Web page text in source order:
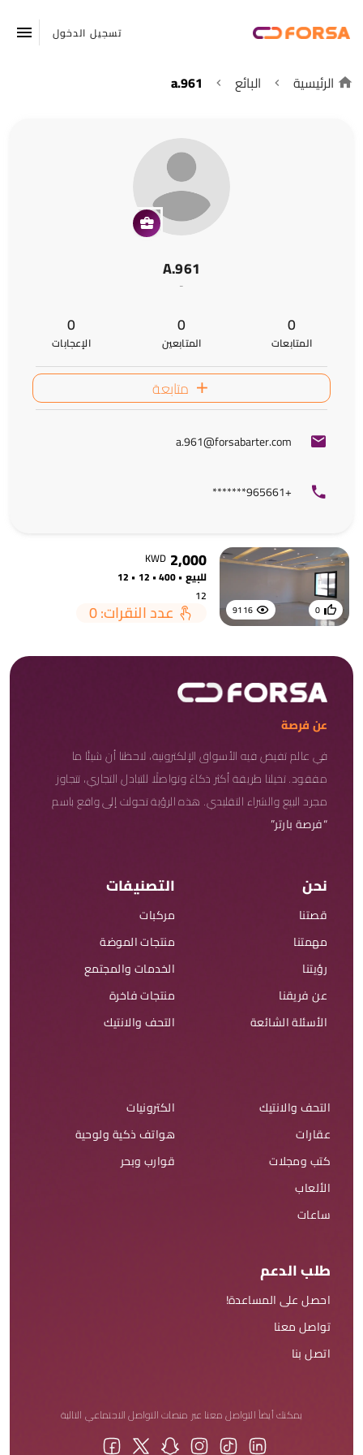
تسجيل الدخول
الرئيسية البائع a.961
A.961
-
0
المتابعات
0
المتابعين
0
الإعجابات
متابعة
a.961@forsabarter.com
+965661*******
9116 0
2,000
KWD
للبيع • 400 • 12 • 12
12
عدد النقرات: 0
عن فرصة
في عالم تفيض فيه الأسواق الإلكترونية، لاحظنا أن شيئًا ما
مفقود. تخيلنا طريقة أكثر ذكاءً وتواصلًا للتبادل التجاري، تتجاوز
مجرد البيع والشراء التقليدي. هذه الرؤية تحولت إلى واقع باسم
“فرصة بارتر”
نحن
قصتنا
مهمتنا
رؤيتنا
عن فريقنا
الأسئلة الشائعة
التصنيفات
مركبات
منتجات الموضة
الخدمات والمجتمع
منتجات فاخرة
التحف والانتيك
التحف والانتيك
عقارات
كتب ومجلات
الألعاب
ساعات
الكترونيات
هواتف ذكية ولوحية
قوارب وبحر
طلب الدعم
احصل على المساعدة!
تواصل معنا
اتصل بنا
يمكنك أيضاً التواصل معنا عبر منصات التواصل الاجتماعي التالية